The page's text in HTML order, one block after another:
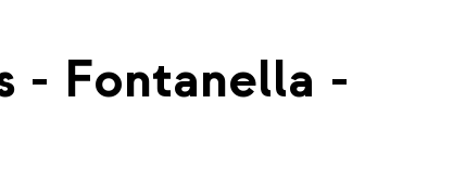
- Fontanella -